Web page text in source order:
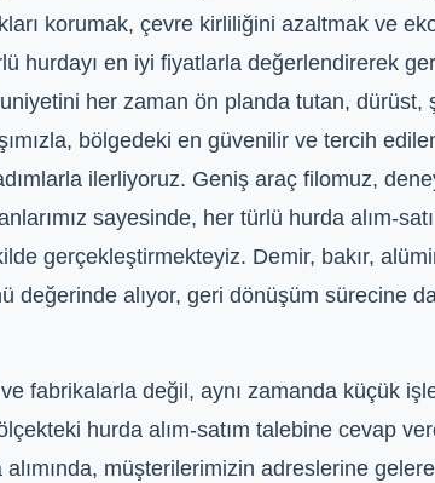
korumak, çevre kirliliğini azaltmak ve
hurdayı en iyi fiyatlarla değerlendirerek
her zaman ön planda tutan, dürüst,
bölgedeki en güvenilir ve tercih
ilerliyoruz. Geniş araç filomuz,
sayesinde, her türlü hurda alım-
gerçekleştirmekteyiz. Demir, bakır,
değerinde alıyor, geri dönüşüm sürecine
fabrikalarla değil, aynı zamanda küçük
hurda alım-satım talebine cevap
müşterilerimizin adreslerine